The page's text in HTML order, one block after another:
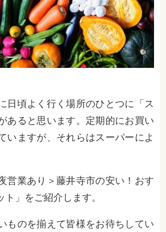
日頃よく行く場所のひとつに「ス
あると思います。定期的にお買い
いますが、それらはスーパーによ
営業あり＞藤井寺市の安い！おす
」をご紹介します。
ものを揃えて皆様をお待ちしてい